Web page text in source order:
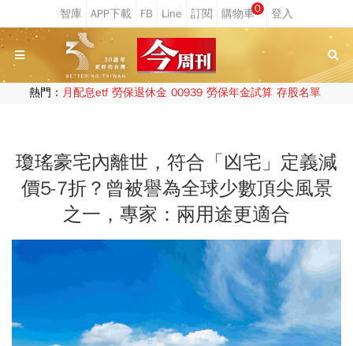
0
熱門： 月配息etf 勞保退休金 00939 勞保年金試算 存股名單
瓊瑤豪宅內離世，符合「凶宅」定義減
價5-7折？曾被譽為全球少數頂尖風景
之一，專家：兩用途更適合